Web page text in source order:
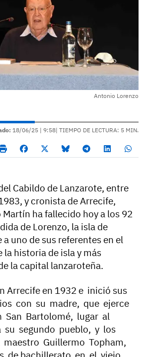
Antonio Lorenzo
18/06/25 | 9:58| TIEMPO DE LECTURA: 5 MIN.
Cabildo de Lanzarote, entre
y cronista de Arrecife,
ha fallecido hoy a los 92
de Lorenzo, la isla de
uno de sus referentes en el
historia de isla y más
la capital lanzaroteña.
Arrecife en 1932 e inició sus
con su madre, que ejerce
San Bartolomé, lugar al
su segundo pueblo, y los
Guillermo Topham,